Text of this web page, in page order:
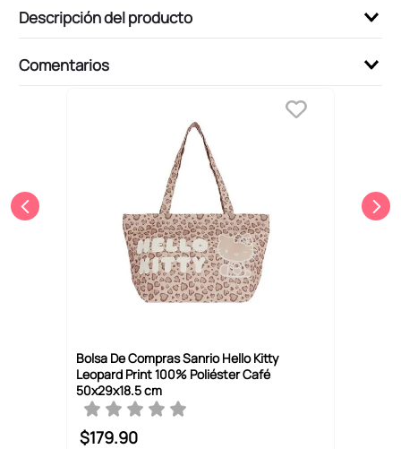
Descripción del producto
Comentarios
Bolsa De Compras Sanrio Hello Kitty
Leopard Print 100% Poliéster Café
50x29x18.5 cm
$179.90